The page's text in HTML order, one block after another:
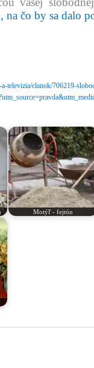
čo by sa dalo
televizia/clanok/706219-
Motýľ - fejtón